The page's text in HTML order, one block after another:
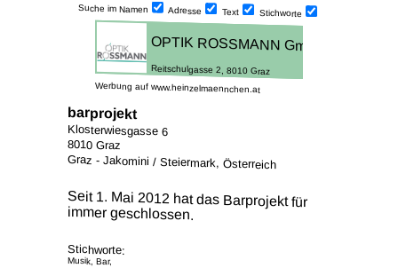
Suche im Namen Adresse Text Stich­worte
Werbung auf www.heinzelmaennchen.at
barprojekt
Klosterwiesgasse 6
8010 Graz
Graz - Jakomini / Steiermark, Österreich
Seit 1. Mai 2012 hat das Barprojekt für
immer geschlossen.
Stichworte:
Musik, Bar,